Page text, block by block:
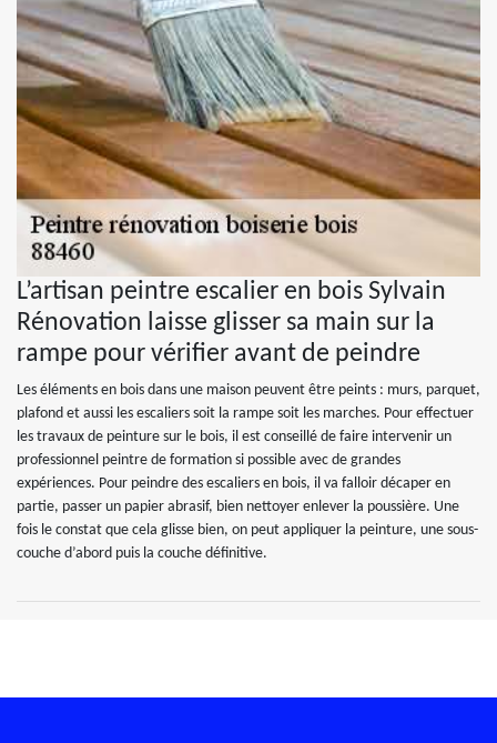
L’artisan peintre escalier en bois Sylvain
Rénovation laisse glisser sa main sur la
rampe pour vérifier avant de peindre
Les éléments en bois dans une maison peuvent être peints : murs, parquet,
plafond et aussi les escaliers soit la rampe soit les marches. Pour effectuer
les travaux de peinture sur le bois, il est conseillé de faire intervenir un
professionnel peintre de formation si possible avec de grandes
expériences. Pour peindre des escaliers en bois, il va falloir décaper en
partie, passer un papier abrasif, bien nettoyer enlever la poussière. Une
fois le constat que cela glisse bien, on peut appliquer la peinture, une sous-
couche d’abord puis la couche définitive.